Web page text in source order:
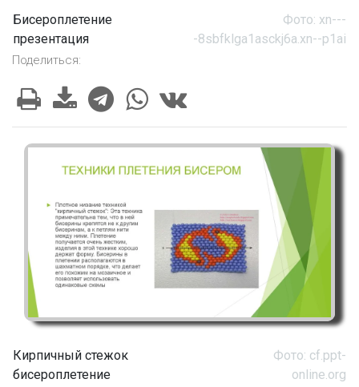
Бисероплетение
презентация
Фото: xn---
-8sbfklga1asckj6a.xn--p1ai
Поделиться:
Кирпичный стежок
бисероплетение
Фото: cf.ppt-
online.org